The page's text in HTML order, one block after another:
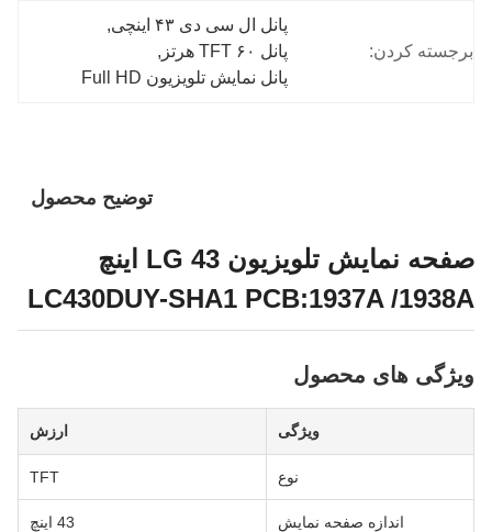
برجسته کردن:
پانل ال سی دی ۴۳ اینچی
,
پانل TFT ۶۰ هرتز
,
پانل نمایش تلویزیون Full HD
توضیح محصول
صفحه نمایش تلویزیون LG 43 اینچ
LC430DUY-SHA1 PCB:1937A /1938A
ویژگی های محصول
ویژگی ارزش
نوع TFT
اندازه صفحه نمایش 43 اينچ